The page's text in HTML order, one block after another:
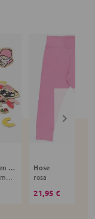
Magnetbuchstaben Hello Kitty
Hose
rosa
21,95 €